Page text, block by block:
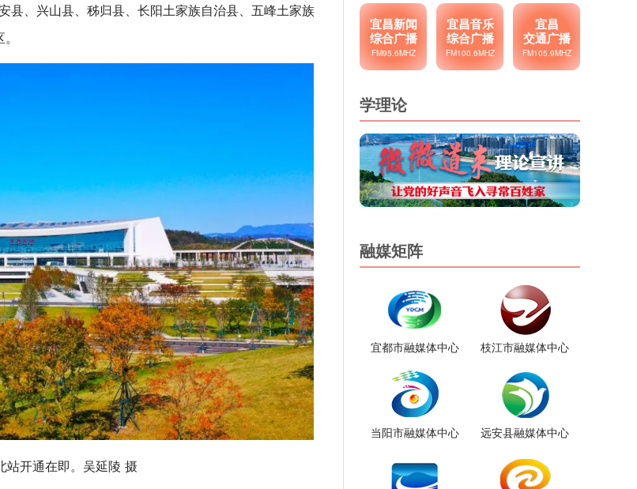
县、兴山县、秭归县、长阳土家族自治县、五峰土家族
开通在即。吴延陵 摄
宜昌新闻
综合广播
FM95.6MHZ
宜昌音乐
综合广播
FM100.6MHZ
宜昌
交通广播
FM105.9MHZ
学理论
融媒矩阵
宜都市融媒体中心 枝江市融媒体中心
当阳市融媒体中心 远安县融媒体中心